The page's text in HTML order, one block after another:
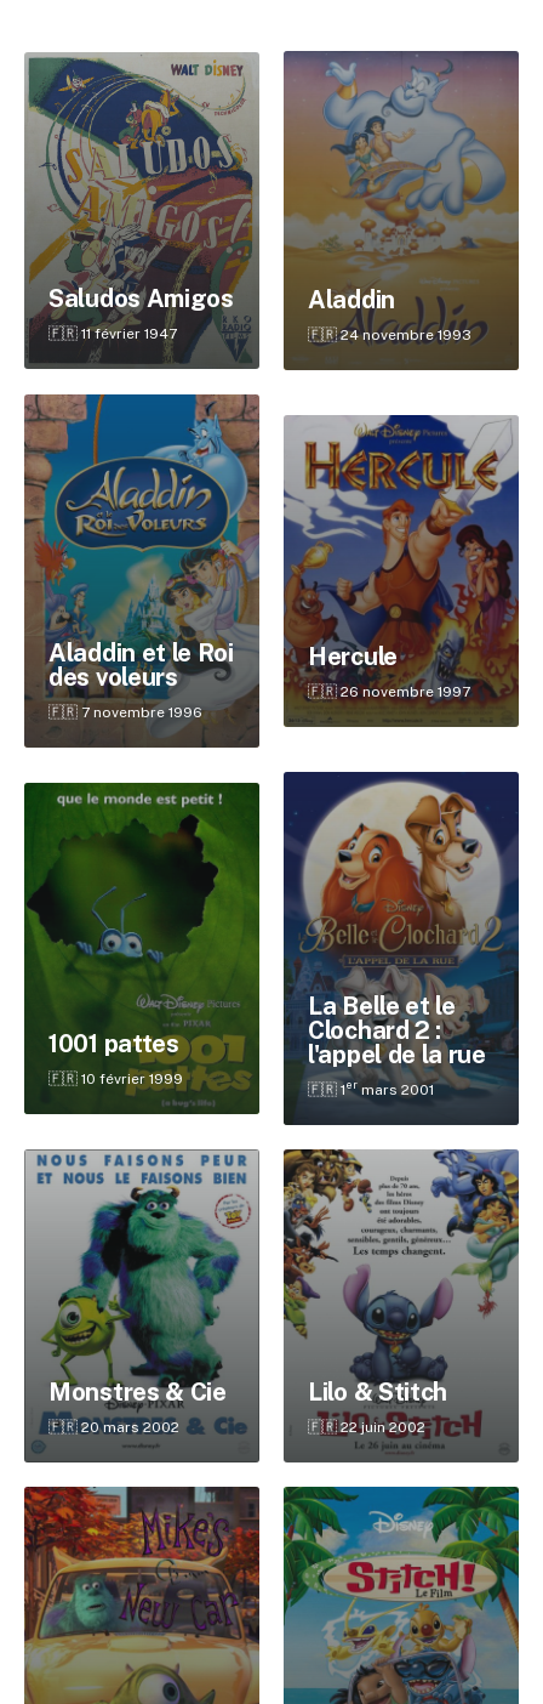
Saludos Amigos
🇫🇷 11 février 1947
Aladdin
🇫🇷 24 novembre 1993
Aladdin et le Roi
des voleurs
🇫🇷 7 novembre 1996
Hercule
🇫🇷 26 novembre 1997
1001 pattes
🇫🇷 10 février 1999
La Belle et le
Clochard 2 :
l'appel de la rue
🇫🇷 1ermars 2001
Monstres & Cie
🇫🇷 20 mars 2002
Lilo & Stitch
🇫🇷 22 juin 2002
✕